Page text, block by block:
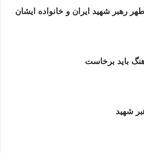
رهبر شهید ایران و خانواده ایشان
باید برخاست
شهید